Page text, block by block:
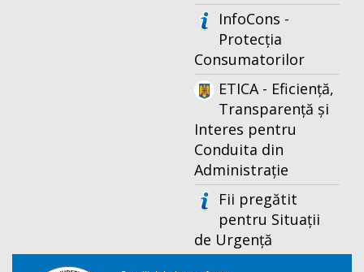
InfoCons -
Protecția
Consumatorilor
ETICA - Eficiență,
Transparență și
Interes pentru
Conduita din
Administrație
Fii pregătit
pentru Situații
de Urgență